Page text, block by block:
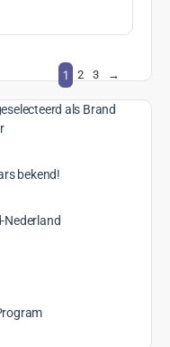
1 2 3 →
als Brand
bekend!
Nederland